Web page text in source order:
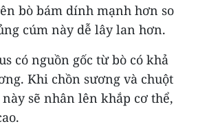
bò bám dính mạnh hơn so
cúm này dễ lây lan hơn.
có nguồn gốc từ bò có khả
Khi chồn sương và chuột
sẽ nhân lên khắp cơ thể,